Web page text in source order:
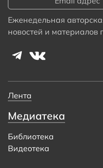
Еженедельная
новостей и материалов
Лента
Медиатека
Библиотека
Видеотека